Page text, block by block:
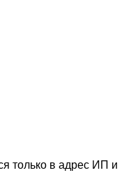
только в адрес ИП и